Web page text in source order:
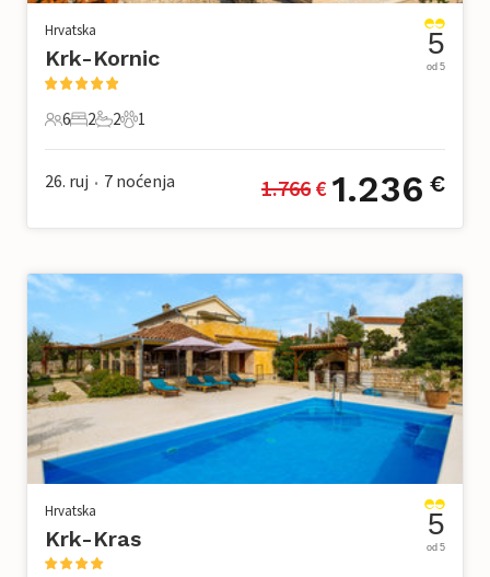
Hrvatska
Krk-Kornic
6 Gosti
6
2 Spavaće sobe
2
2 Kupaonice
2
1 Kućni ljubimac
1
5
od 5
26. ruj • 7 noćenja 1.766 € 1.236 €
Hrvatska
Krk-Kras 5
od 5